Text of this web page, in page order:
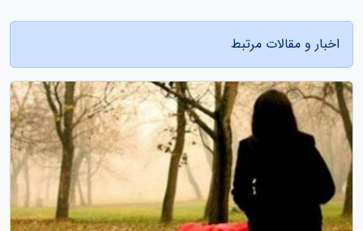
اخبار و مقالات مرتبط